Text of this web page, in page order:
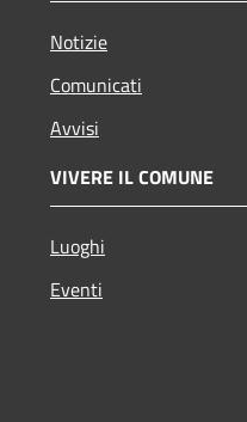
Notizie
Comunicati
Avvisi
VIVERE IL COMUNE
Luoghi
Eventi